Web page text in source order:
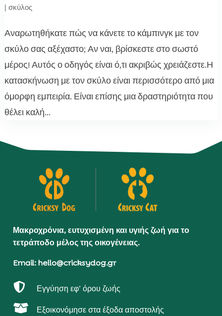
| σκύλος
Αναρωτηθήκατε πώς να κάνετε το κάμπινγκ με τον
σκύλο σας αξέχαστο; Αν ναι, βρίσκεστε στο σωστό
μέρος! Αυτός ο οδηγός είναι ό,τι ακριβώς χρειάζεστε.Η
κατασκήνωση με τον σκύλο είναι περισσότερο από μια
όμορφη εμπειρία. Είναι επίσης μια δραστηριότητα που
θέλει καλή...
Μακροχρόνια, ευτυχισμένη και υγιής ζωή για το
τετράποδο μέλος της οικογένειας.
Email: hello@cricksydog.gr
 Εγγύηση εφ’ όρου ζωής
 Εξοικονόμησε στα έξοδα αποστολής